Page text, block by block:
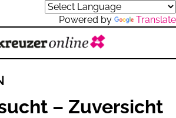
Powered by Translate
– Zuversicht